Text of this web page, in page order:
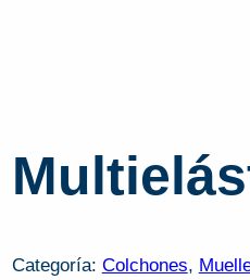
Categoría: Colchones,